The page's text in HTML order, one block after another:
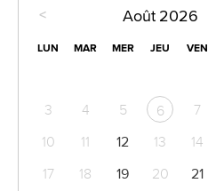
< Août 2026
LUN MAR MER JEU VEN
3
4 5 6 7
10
11 12 13 14
17
18 19 20 21